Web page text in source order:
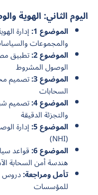
اليوم الثاني: الهوية
الموضوع 1:
والمجموعات
الموضوع 2: تطبيق
الوصول المشروط
الموضوع 3: تصميم
السحابات
الموضوع 4: تصميم
والتجزئة الدقيقة
الموضوع 5: إدارة
(NHI)
الموضوع 6: قواعد
هندسة أمن السحابة
تأمل ومراجعة:دروس
للمؤسسات